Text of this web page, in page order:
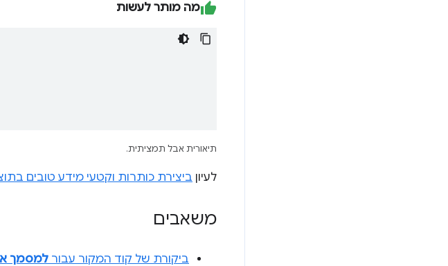
מה מותר לעשות
תיאורית אבל תמציתית.
לעיון ביצירת כותרות וקטעי מידע טובים
משאבים
ביקורת של קוד המקור עבור למסמך